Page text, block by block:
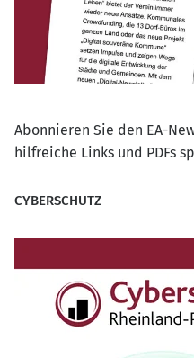
Abonnieren Sie den EA-
hilfreiche Links und PDFs
CYBERSCHUTZ